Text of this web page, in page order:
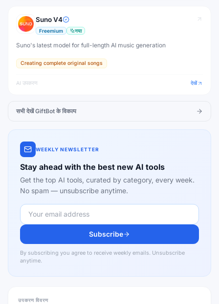
Suno V4
Freemium नया
Suno's latest model for full-length AI music generation
Creating complete original songs
AI उपकरण देखें
सभी देखें GiftBot के विकल्प
WEEKLY NEWSLETTER
Stay ahead with the best new AI tools
Get the top AI tools, curated by category, every week.
No spam — unsubscribe anytime.
Subscribe
By subscribing you agree to receive weekly emails. Unsubscribe
anytime.
उपकरण विवरण